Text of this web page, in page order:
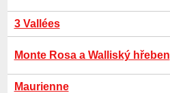
3 Vallées
Monte Rosa a Walliský hřeben
Maurienne